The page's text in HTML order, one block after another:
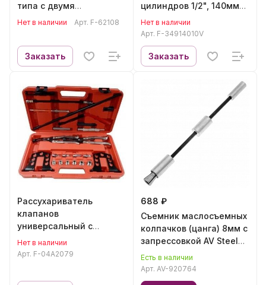
типа с двумя
адаптерами(25, 30мм)
Нет в наличии Арт. F-62108
Заказать
цилиндров 1/2", 140мм
Forsage F-34914010V
Нет в наличии
Арт. F-34914010V
Заказать
Рассухариватель
клапанов
универсальный с
насадками (ГБЦ)
Forsage F-04A2079
Нет в наличии
Арт. F-04A2079
688 ₽
Съемник маслосъемных
колпачков (цанга) 8мм с
запрессовкой AV Steel
AV-920764
Есть в наличии
Арт. AV-920764